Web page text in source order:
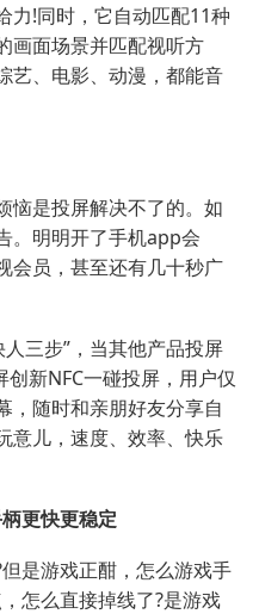
力!同时，它自动匹配11种
画面场景并匹配视听方
艺、电影、动漫，都能音
是投屏解决不了的。如
。明明开了手机app会
会员，甚至还有几十秒广
三步”，当其他产品投屏
新NFC一碰投屏，用户仅
，随时和亲朋好友分享自
意儿，速度、效率、快乐
更快更稳定
是游戏正酣，怎么游戏手
怎么直接掉线了?是游戏